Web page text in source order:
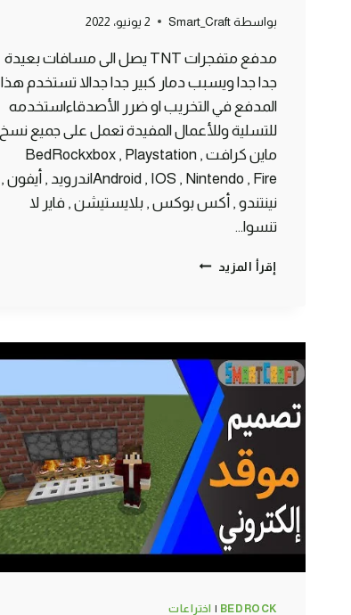
بواسطة Smart_Craft 2 يونيو، 2022
مدفع متفجرات TNT يصل الى مسافات بعيدة
جدا جدا ويسبب دمار كبير جدا جدالا تستخدم هذا
المدفع في التخريب او ضرر الأصدقاءاستخدمه
للتسلية وللأعمال المفيدة تعمل على جميع نسخ
ماين كرافت BedRockxbox , Playstation ,
Android , IOS , Nintendo , Fireاندرويد , أيفون ,
نينتندو , أكس بوكس , بلايستيشن , فاير لا
تنسوا…
إقرأ المزيد أقوى
لمسافات
بعيدة
في
ماين
كرافت
الجوال
#SMARTCRAFT
BEDROCK
| اختراعات